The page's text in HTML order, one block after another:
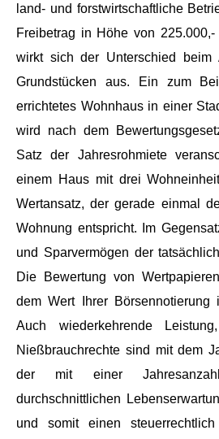
land- und forstwirtschaftliche
Freibetrag in Höhe von
wirkt sich der Unterschied beim
Grundstücken aus. Ein zum
errichtetes Wohnhaus in einer
wird nach dem
Satz der Jahresrohmiete
einem Haus mit drei
Wertansatz, der gerade einmal
Wohnung entspricht. Im
und Sparvermögen der
Die Bewertung von
dem Wert Ihrer Börsennotierung
Auch wiederkehrende
Nießbrauchrechte sind mit dem
der mit einer
durchschnittlichen
und somit einen